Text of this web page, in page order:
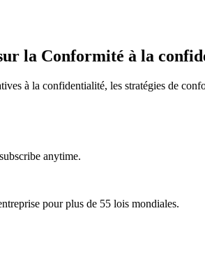
la Conformité à la
à la confidentialité, les stratégies de
anytime.
pour plus de 55 lois mondiales.